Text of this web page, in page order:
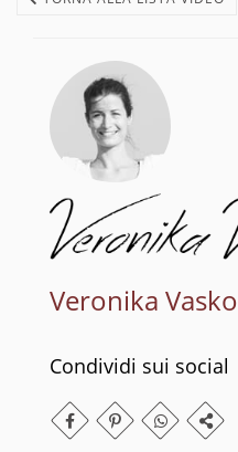
Veronika Vasko
Condividi sui social